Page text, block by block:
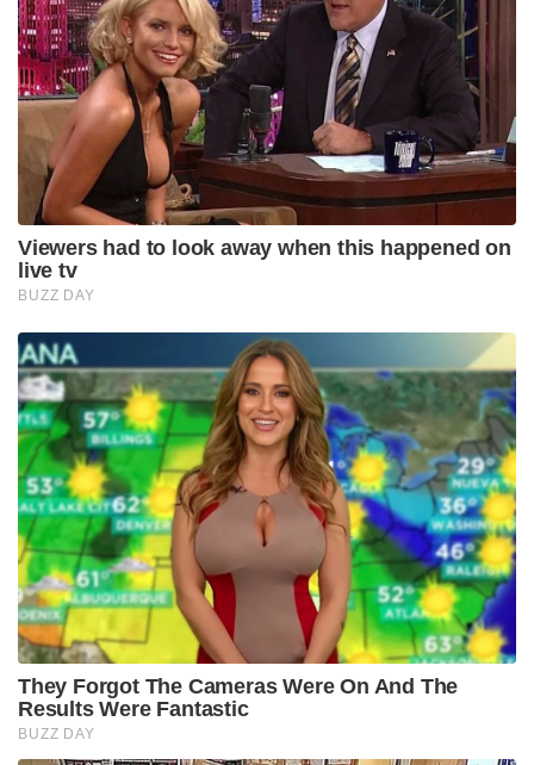
Viewers had to look away when this happened on
live tv
BUZZ DAY
They Forgot The Cameras Were On And The
Results Were Fantastic
BUZZ DAY